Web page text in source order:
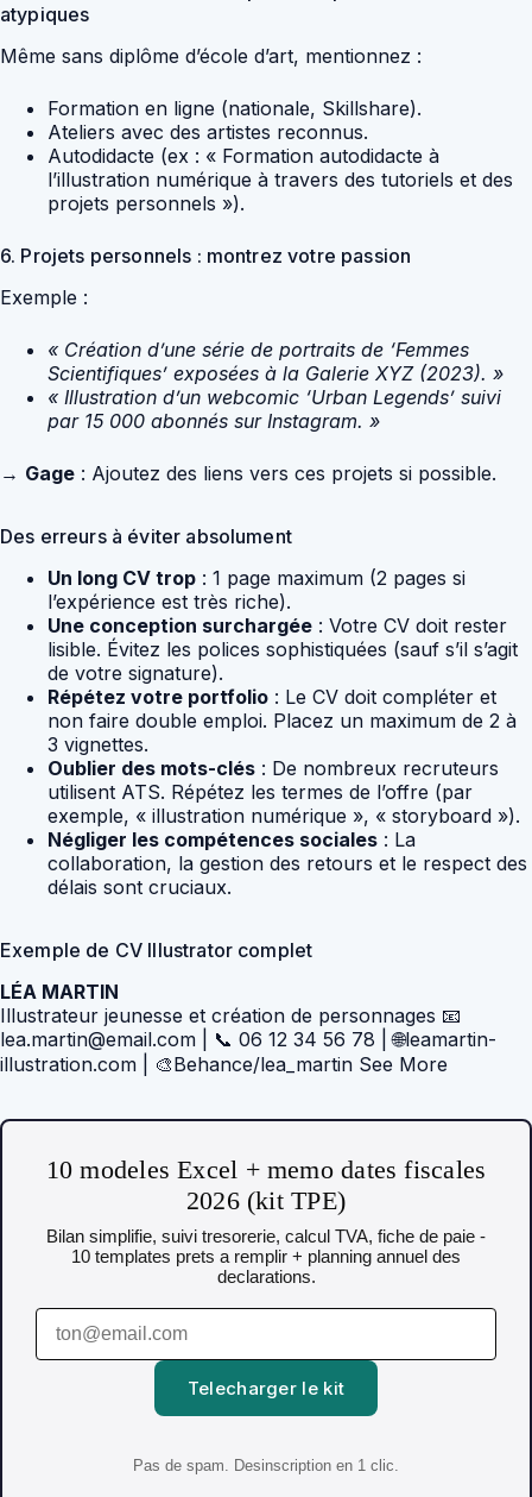
atypiques
Même sans diplôme d’école d’art, mentionnez :
Formation en ligne (nationale, Skillshare).
Ateliers avec des artistes reconnus.
Autodidacte (ex : « Formation autodidacte à
l’illustration numérique à travers des tutoriels et des
projets personnels »).
6. Projets personnels : montrez votre passion
Exemple :
« Création d’une série de portraits de ‘Femmes
Scientifiques’ exposées à la Galerie XYZ (2023). »
« Illustration d’un webcomic ‘Urban Legends’ suivi
par 15 000 abonnés sur Instagram. »
→ Gage : Ajoutez des liens vers ces projets si possible.
Des erreurs à éviter absolument
Un long CV trop : 1 page maximum (2 pages si
l’expérience est très riche).
Une conception surchargée : Votre CV doit rester
lisible. Évitez les polices sophistiquées (sauf s’il s’agit
de votre signature).
Répétez votre portfolio : Le CV doit compléter et
non faire double emploi. Placez un maximum de 2 à
3 vignettes.
Oublier des mots-clés : De nombreux recruteurs
utilisent ATS. Répétez les termes de l’offre (par
exemple, « illustration numérique », « storyboard »).
Négliger les compétences sociales : La
collaboration, la gestion des retours et le respect des
délais sont cruciaux.
Exemple de CV Illustrator complet
LÉA MARTIN
Illustrateur jeunesse et création de personnages 📧
lea.martin@email.com | 📞 06 12 34 56 78 | 🌐leamartin-
illustration.com | 🎨Behance/lea_martin See More
10 modeles Excel + memo dates fiscales
2026 (kit TPE)
Bilan simplifie, suivi tresorerie, calcul TVA, fiche de paie -
10 templates prets a remplir + planning annuel des
declarations.
Telecharger le kit
Pas de spam. Desinscription en 1 clic.